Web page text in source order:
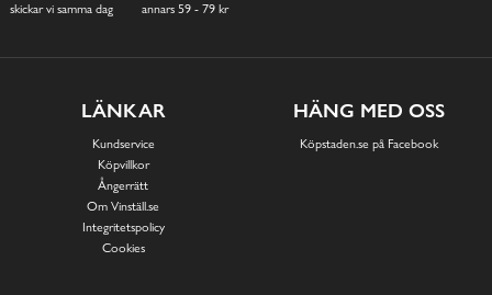
skickar vi samma dag
annars 59 - 79 kr
LÄNKAR
Kundservice
Köpvillkor
Ångerrätt
Om Vinställ.se
Integritetspolicy
Cookies
HÄNG MED OSS
Köpstaden.se på Facebook